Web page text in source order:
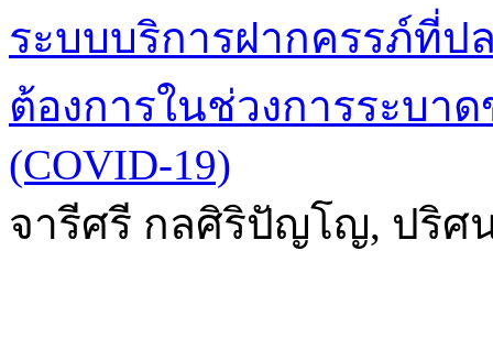
ระบบบริการฝากครรภ์ที่
ต้องการในช่วงการระบา
(COVID-19)
จารีศรี กลศิริปัญโญ, ปริศ